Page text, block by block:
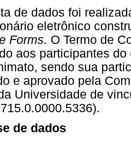
de dados foi
eletrônico
Forms. O Termo de
aos participantes
sendo sua
e aprovado pela
Universidade de
de dados